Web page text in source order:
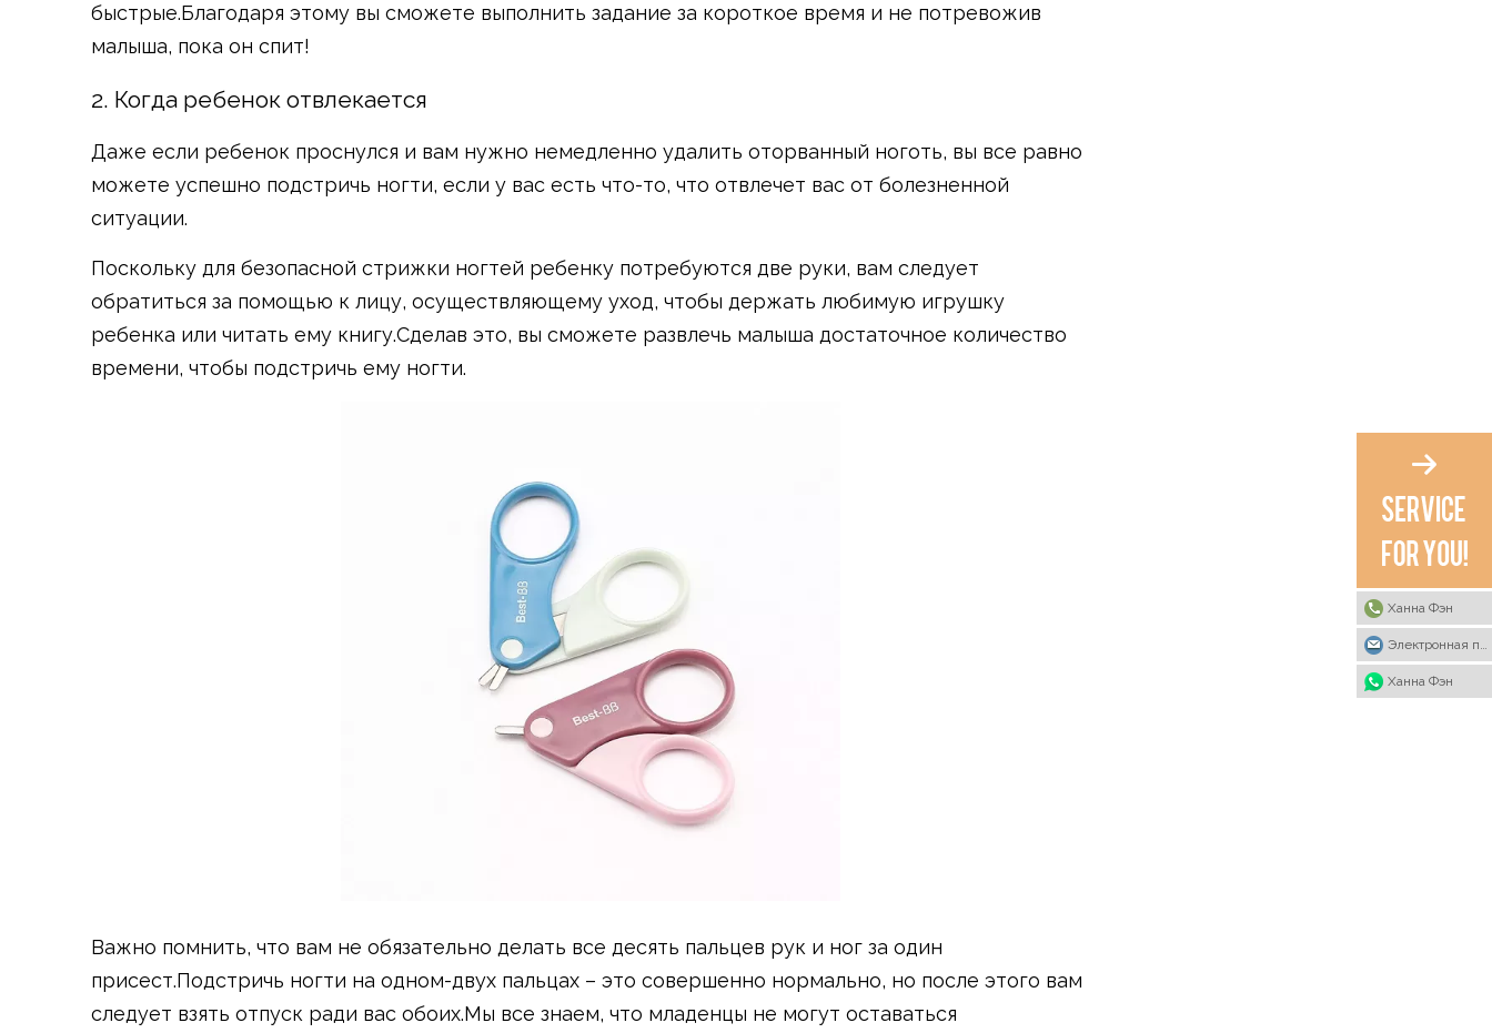
быстрые.Благодаря этому вы сможете выполнить задание за короткое время и не потревожив
малыша, пока он спит!
2. Когда ребенок отвлекается
Даже если ребенок проснулся и вам нужно немедленно удалить оторванный ноготь, вы все равно
можете успешно подстричь ногти, если у вас есть что-то, что отвлечет вас от болезненной
ситуации.
Поскольку для безопасной стрижки ногтей ребенку потребуются две руки, вам следует
обратиться за помощью к лицу, осуществляющему уход, чтобы держать любимую игрушку
ребенка или читать ему книгу.Сделав это, вы сможете развлечь малыша достаточное количество
времени, чтобы подстричь ему ногти.
Важно помнить, что вам не обязательно делать все десять пальцев рук и ног за один
присест.Подстричь ногти на одном-двух пальцах – это совершенно нормально, но после этого вам
следует взять отпуск ради вас обоих.Мы все знаем, что младенцы не могут оставаться
Ханна Фэн
Ханна Фэн